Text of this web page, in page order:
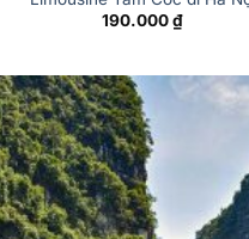
190.000₫